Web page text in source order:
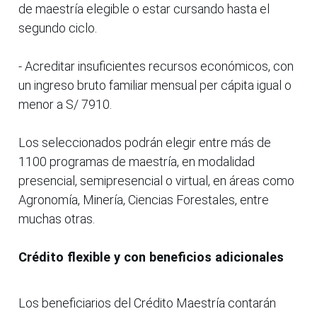
de maestría elegible o estar cursando hasta el
segundo ciclo.
- Acreditar insuficientes recursos económicos, con
un ingreso bruto familiar mensual per cápita igual o
menor a S/ 7910.
Los seleccionados podrán elegir entre más de
1100 programas de maestría, en modalidad
presencial, semipresencial o virtual, en áreas como
Agronomía, Minería, Ciencias Forestales, entre
muchas otras.
Crédito flexible y con beneficios adicionales
Los beneficiarios del Crédito Maestría contarán